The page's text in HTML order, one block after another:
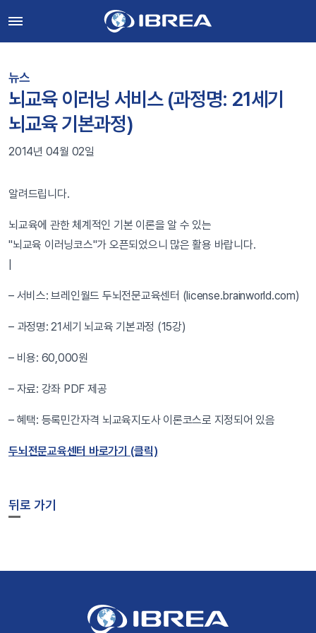
뉴스
뇌교육 이러닝 서비스 (과정명: 21세기
뇌교육 기본과정)
2014년 04월 02일
알려드립니다.
뇌교육에 관한 체계적인 기본 이론을 알 수 있는
"뇌교육 이러닝코스"가 오픈되었으니 많은 활용 바랍니다.
– 서비스: 브레인월드 두뇌전문교육센터 (license.brainworld.com)
– 과정명: 21세기 뇌교육 기본과정 (15강)
– 비용: 60,000원
– 자료: 강좌 PDF 제공
– 혜택: 등록민간자격 뇌교육지도사 이론코스로 지정되어 있음
두뇌전문교육센터 바로가기 (클릭)
뒤로 가기